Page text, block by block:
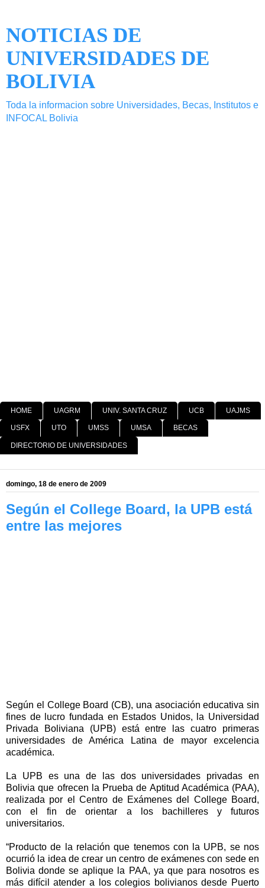
NOTICIAS DE
UNIVERSIDADES DE
BOLIVIA
Toda la informacion sobre Universidades, Becas, Institutos e
INFOCAL Bolivia
HOME UAGRM UNIV. SANTA CRUZ UCB UAJMS
USFX UTO UMSS UMSA BECAS
DIRECTORIO DE UNIVERSIDADES
domingo, 18 de enero de 2009
Según el College Board, la UPB está
entre las mejores
Según el College Board (CB), una asociación educativa sin
fines de lucro fundada en Estados Unidos, la Universidad
Privada Boliviana (UPB) está entre las cuatro primeras
universidades de América Latina de mayor excelencia
académica.
La UPB es una de las dos universidades privadas en
Bolivia que ofrecen la Prueba de Aptitud Académica (PAA),
realizada por el Centro de Exámenes del College Board,
con el fin de orientar a los bachilleres y futuros
universitarios.
“Producto de la relación que tenemos con la UPB, se nos
ocurrió la idea de crear un centro de exámenes con sede en
Bolivia donde se aplique la PAA, ya que para nosotros es
más difícil atender a los colegios bolivianos desde Puerto